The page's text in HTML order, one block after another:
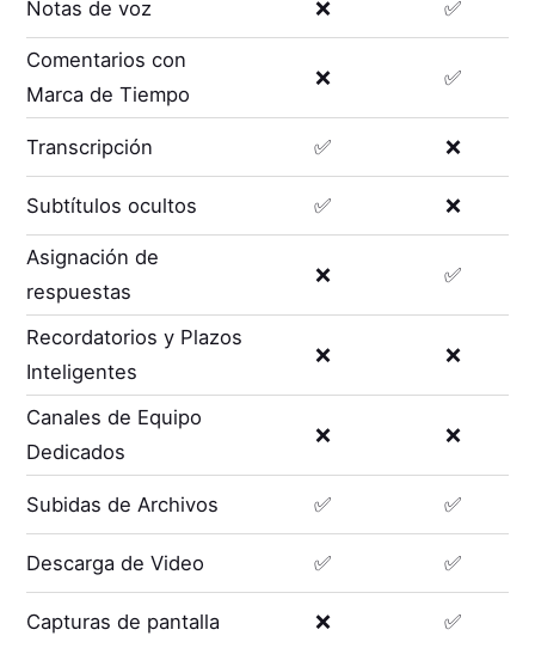
Notas de voz ❌ ✅
Comentarios con
Marca de Tiempo
❌ ✅
Transcripción ✅ ❌
Subtítulos ocultos ✅ ❌
Asignación de
respuestas
❌ ✅
Recordatorios y Plazos
Inteligentes
❌ ❌
Canales de Equipo
Dedicados
❌ ❌
Subidas de Archivos ✅ ✅
Descarga de Video ✅ ✅
Capturas de pantalla ❌ ✅